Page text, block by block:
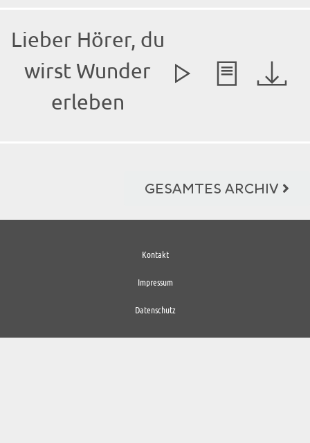
Lieber Hörer, du
wirst Wunder
erleben
GESAMTES ARCHIV
Kontakt
Impressum
Datenschutz